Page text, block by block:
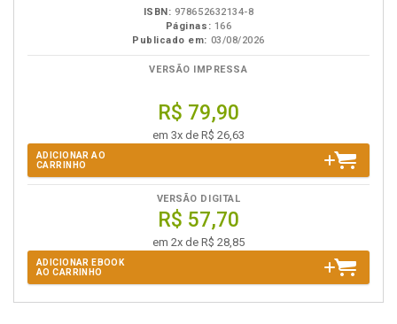
ISBN: 978652632134-8
Páginas: 166
Publicado em: 03/08/2026
VERSÃO IMPRESSA
R$ 79,90
em 3x de R$ 26,63
ADICIONAR AO
CARRINHO
VERSÃO DIGITAL
R$ 57,70
em 2x de R$ 28,85
ADICIONAR EBOOK
AO CARRINHO